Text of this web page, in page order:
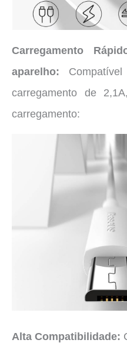
Carregamento
aparelho:
carregamento de
carregamento:
Alta Compatibilidade: